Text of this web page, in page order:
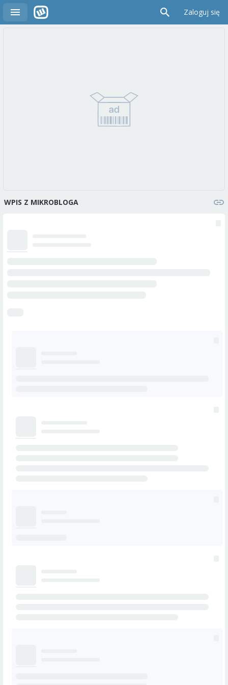
Zaloguj się
WPIS Z MIKROBLOGA